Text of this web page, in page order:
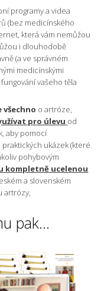
programy a videa
(bez medicínského
která vám nemůžou
i dlouhodobě
(a ve správném
medicínskými
vašeho těla
o artróze,
pro úlevu od
aby pomocí
ukázek (které
pohybovým
kompletně ucelenou
a slovenském
artrózy,
pak...